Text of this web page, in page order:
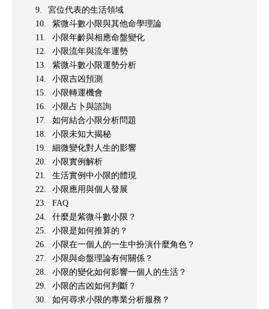
宮位代表的生活領域
紫微斗數小限與其他命學理論
小限年齡與相應命盤變化
小限流年與流年運勢
紫微斗數小限運勢分析
小限吉凶預測
小限轉運機會
小限占卜與諮詢
如何結合小限分析問題
小限未知大揭秘
細微變化對人生的影響
小限實例解析
生活實例中小限的體現
小限應用與個人發展
FAQ
什麼是紫微斗數小限？
小限是如何推算的？
小限在一個人的一生中扮演什麼角色？
小限與命盤理論有何關係？
小限的變化如何影響一個人的生活？
小限的吉凶如何判斷？
如何尋求小限的專業分析服務？